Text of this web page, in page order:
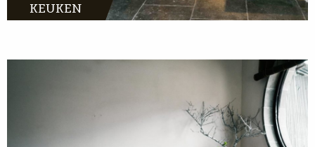
KEUKEN